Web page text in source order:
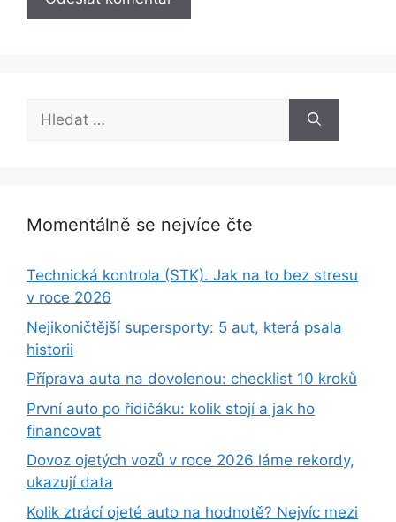
Hledat:
Momentálně se nejvíce čte
Technická kontrola (STK). Jak na to bez stresu
v roce 2026
Nejikoničtější supersporty: 5 aut, která psala
historii
Příprava auta na dovolenou: checklist 10 kroků
První auto po řidičáku: kolik stojí a jak ho
financovat
Dovoz ojetých vozů v roce 2026 láme rekordy,
ukazují data
Kolik ztrácí ojeté auto na hodnotě? Nejvíc mezi